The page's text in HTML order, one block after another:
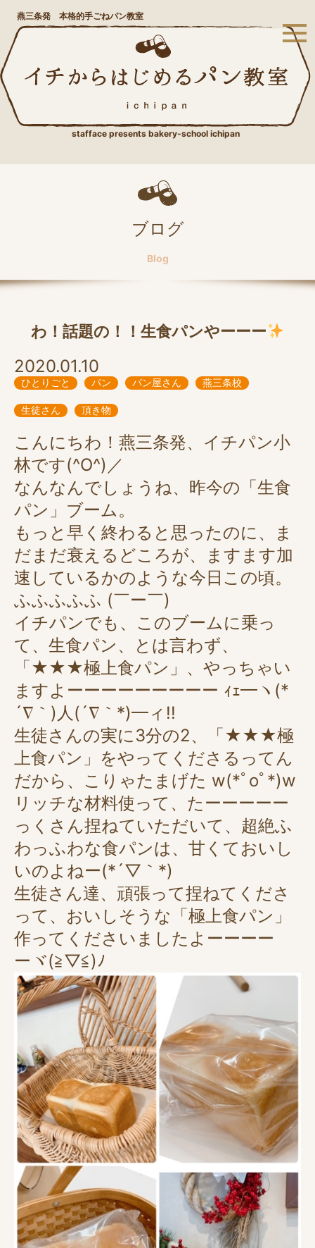
燕三条発 本格的手ごねパン教室
stafface presents bakery-school ichipan
ブログ
Blog
わ！話題の！！生食パンやーーー
2020.01.10
ひとりごと パン パン屋さん 燕三条校
生徒さん 頂き物
こんにちわ！燕三条発、イチパン小
林です(^O^)／
なんなんでしょうね、昨今の「生食
パン」ブーム。
もっと早く終わると思ったのに、ま
だまだ衰えるどころが、ますます加
速しているかのような今日この頃。
ふふふふふ (￣ー￣)
イチパンでも、このブームに乗っ
て、生食パン、とは言わず、
「★★★極上食パン」、やっちゃい
ますよーーーーーーーーー ｨｪ━ヽ(*
´∇｀)人(´∇｀*)━ィ!!
生徒さんの実に3分の2、「★★★極
上食パン」をやってくださるってん
だから、こりゃたまげた w(*ﾟoﾟ*)w
リッチな材料使って、たーーーーー
っくさん捏ねていただいて、超絶ふ
わっふわな食パンは、甘くておいし
いのよねー(*´▽｀*)
生徒さん達、頑張って捏ねてくださ
って、おいしそうな「極上食パン」
作ってくださいましたよーーーー
ーヾ(≧▽≦)ﾉ